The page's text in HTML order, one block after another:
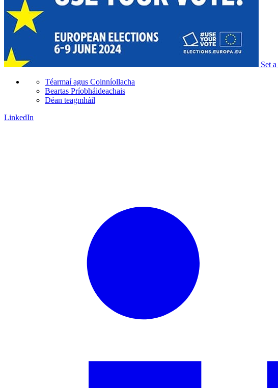
Set a
Téarmaí agus Coinníollacha
Beartas Príobháideachais
Déan teagmháil
LinkedIn